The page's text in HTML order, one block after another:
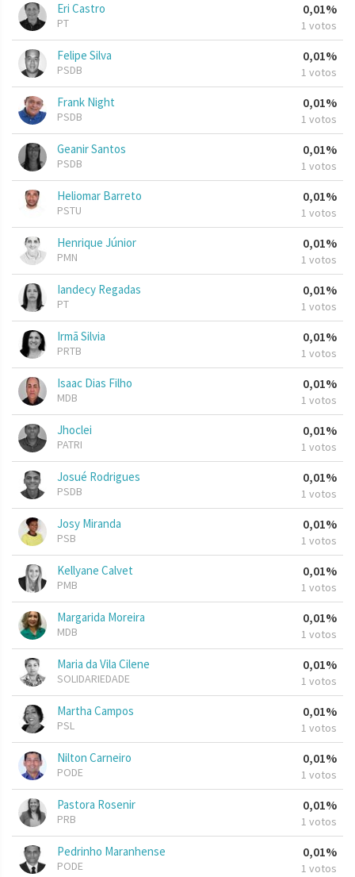
Eri Castro
PT
0,01%
1 votos
Felipe Silva
PSDB
0,01%
1 votos
Frank Night
PSDB
0,01%
1 votos
Geanir Santos
PSDB
0,01%
1 votos
Heliomar Barreto
PSTU
0,01%
1 votos
Henrique Júnior
PMN
0,01%
1 votos
Iandecy Regadas
PT
0,01%
1 votos
Irmã Silvia
PRTB
0,01%
1 votos
Isaac Dias Filho
MDB
0,01%
1 votos
Jhoclei
PATRI
0,01%
1 votos
Josué Rodrigues
PSDB
0,01%
1 votos
Josy Miranda
PSB
0,01%
1 votos
Kellyane Calvet
PMB
0,01%
1 votos
Margarida Moreira
MDB
0,01%
1 votos
Maria da Vila Cilene
SOLIDARIEDADE
0,01%
1 votos
Martha Campos
PSL
0,01%
1 votos
Nilton Carneiro
PODE
0,01%
1 votos
Pastora Rosenir
PRB
0,01%
1 votos
Pedrinho Maranhense
PODE
0,01%
1 votos